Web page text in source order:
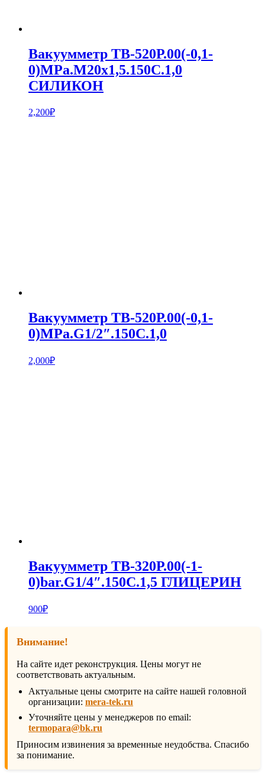
Вакуумметр ТВ-520Р.00(-0,1-
0)MPa.М20х1,5.150С.1,0
СИЛИКОН
2,200₽
Вакуумметр ТВ-520Р.00(-0,1-
0)MPa.G1/2″.150С.1,0
2,000₽
Вакуумметр ТВ-320Р.00(-1-
0)bar.G1/4″.150С.1,5 ГЛИЦЕРИН
900₽
Внимание!
На сайте идет реконструкция. Цены могут не
соответствовать актуальным.
Актуальные цены смотрите на сайте нашей головной
организации: mera-tek.ru
Уточняйте цены у менеджеров по email:
termopara@bk.ru
Приносим извинения за временные неудобства. Спасибо
за понимание.